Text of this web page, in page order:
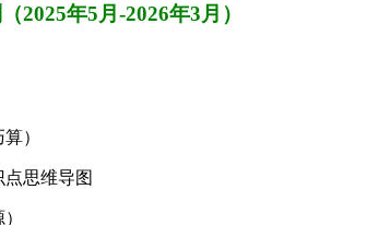
2025年5月-2026年3月）
）
思维导图